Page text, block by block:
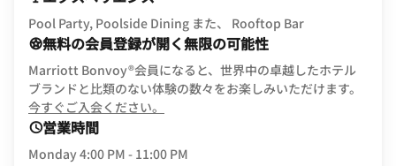
Pool Party, Poolside Dining また、 Rooftop Bar
無料の会員登録が開く無限の可能性
Marriott Bonvoy®会員になると、世界中の卓越したホテル
ブランドと比類のない体験の数々をお楽しみいただけます。
今すぐご入会ください。
営業時間
Monday4:00 PM - 11:00 PM